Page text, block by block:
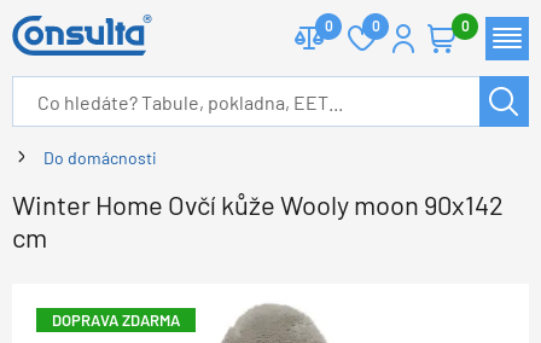
0 0 0
Do domácnosti
Winter Home Ovčí kůže Wooly moon 90x142
cm
DOPRAVA ZDARMA